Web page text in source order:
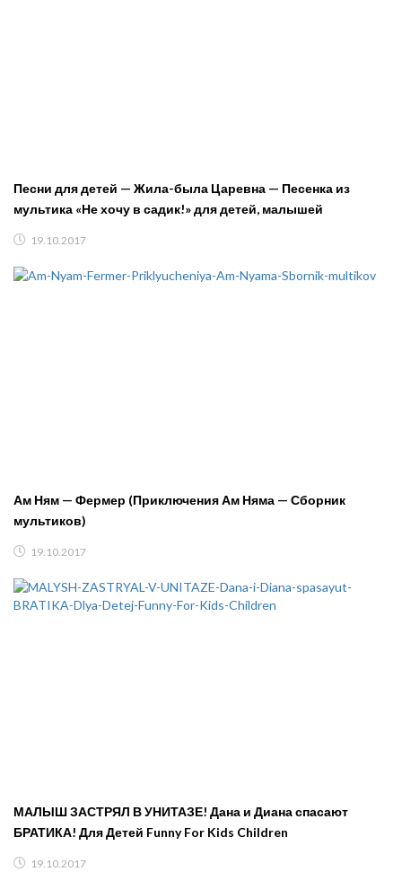
Песни для детей — Жила-была Царевна — Песенка из
мультика «Не хочу в садик!» для детей, малышей
19.10.2017
Ам Ням — Фермер (Приключения Ам Няма — Сборник
мультиков)
19.10.2017
МАЛЫШ ЗАСТРЯЛ В УНИТАЗЕ! Дана и Диана спасают
БРАТИКА! Для Детей Funny For Kids Children
19.10.2017